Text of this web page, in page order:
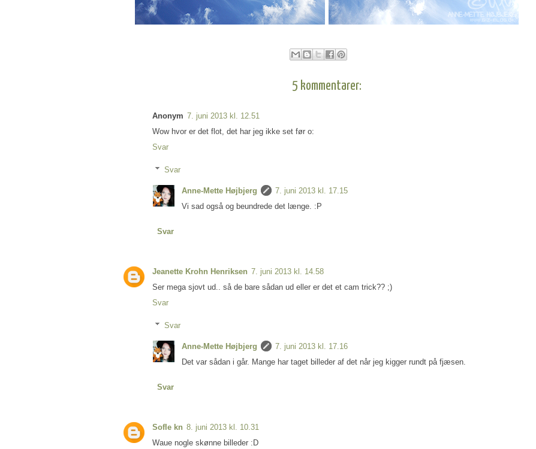
5 kommentarer:
Anonym 7. juni 2013 kl. 12.51
Wow hvor er det flot, det har jeg ikke set før o:
Svar
Svar
Anne-Mette Højbjerg
7. juni 2013 kl. 17.15
Vi sad også og beundrede det længe. :P
Svar
Jeanette Krohn Henriksen 7. juni 2013 kl. 14.58
Ser mega sjovt ud.. så de bare sådan ud eller er det et cam trick?? ;)
Svar
Svar
Anne-Mette Højbjerg
7. juni 2013 kl. 17.16
Det var sådan i går. Mange har taget billeder af det når jeg kigger rundt på fjæsen.
Svar
SofIe kn 8. juni 2013 kl. 10.31
Waue nogle skønne billeder :D